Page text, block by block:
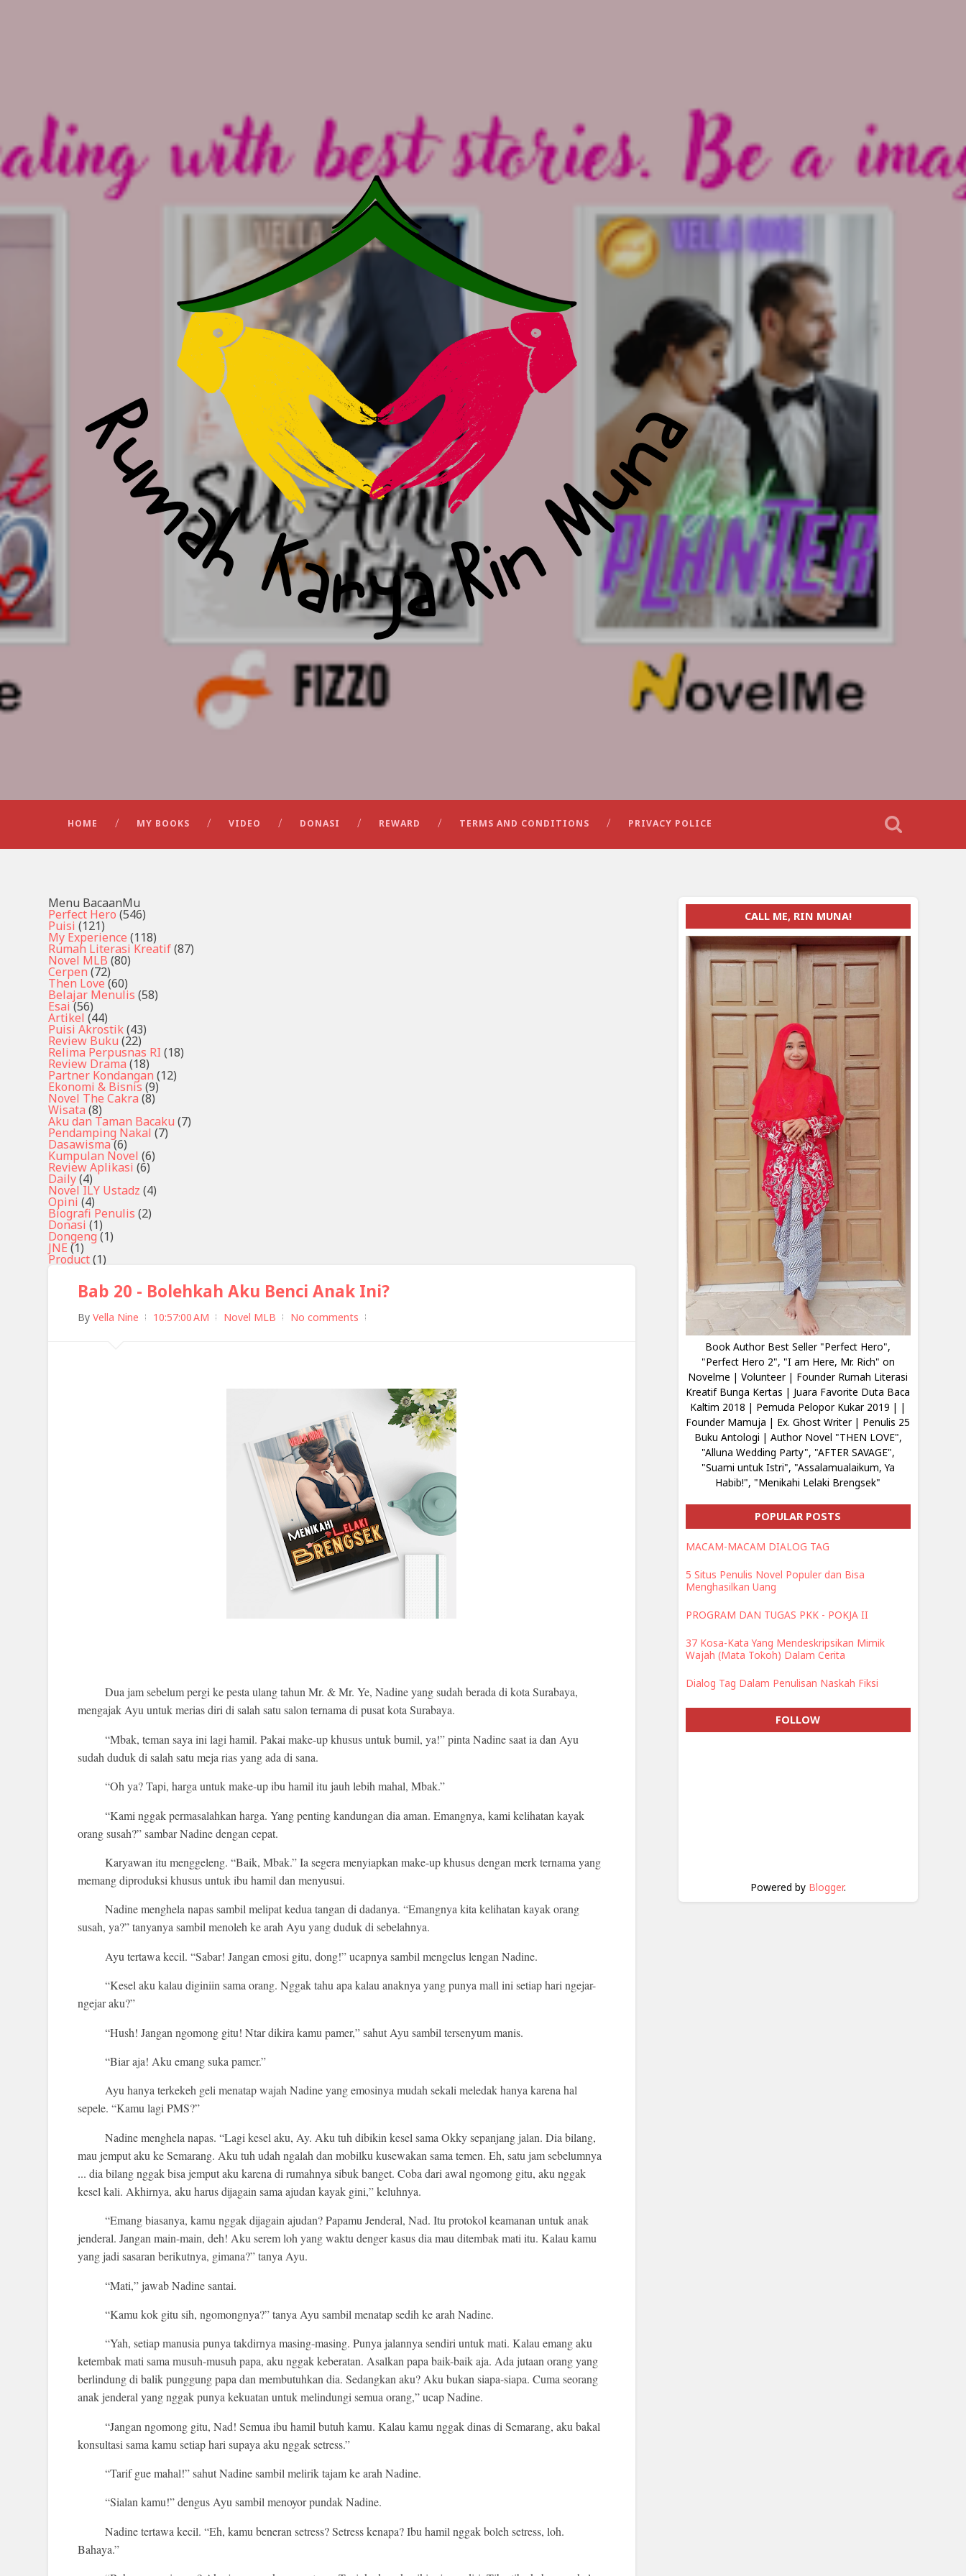
HOME MY BOOKS VIDEO DONASI REWARD TERMS AND CONDITIONS PRIVACY POLICE
Menu BacaanMu
Perfect Hero (546)
Puisi (121)
My Experience (118)
Rumah Literasi Kreatif(87)
Novel MLB (80)
Cerpen (72)
Then Love (60)
Belajar Menulis (58)
Esai (56)
Artikel (44)
Puisi Akrostik(43)
Review Buku (22)
Relima Perpusnas RI (18)
Review Drama (18)
Partner Kondangan (12)
Ekonomi & Bisnis (9)
Novel The Cakra (8)
Wisata (8)
Aku dan Taman Bacaku (7)
Pendamping Nakal (7)
Dasawisma(6)
Kumpulan Novel (6)
Review Aplikasi (6)
Daily(4)
Novel ILY Ustadz (4)
Opini (4)
Biografi Penulis (2)
Donasi (1)
Dongeng (1)
JNE (1)
Product(1)
Bab 20 - Bolehkah Aku Benci Anak Ini?
ByVella Nine 10:57:00 AM Novel MLB No comments
Dua jam sebelum pergi ke pesta ulang tahun Mr. & Mr. Ye, Nadine yang sudah berada di kota Surabaya,
mengajak Ayu untuk merias diri di salah satu salon ternama di pusat kota Surabaya.
“Mbak, teman saya ini lagi hamil. Pakai make-up khusus untuk bumil, ya!” pinta Nadine saat ia dan Ayu
sudah duduk di salah satu meja rias yang ada di sana.
“Oh ya? Tapi, harga untuk make-up ibu hamil itu jauh lebih mahal, Mbak.”
“Kami nggak permasalahkan harga. Yang penting kandungan dia aman. Emangnya, kami kelihatan kayak
orang susah?” sambar Nadine dengan cepat.
Karyawan itu menggeleng. “Baik, Mbak.” Ia segera menyiapkan make-up khusus dengan merk ternama yang
memang diproduksi khusus untuk ibu hamil dan menyusui.
Nadine menghela napas sambil melipat kedua tangan di dadanya. “Emangnya kita kelihatan kayak orang
susah, ya?” tanyanya sambil menoleh ke arah Ayu yang duduk di sebelahnya.
Ayu tertawa kecil. “Sabar! Jangan emosi gitu, dong!” ucapnya sambil mengelus lengan Nadine.
“Kesel aku kalau diginiin sama orang. Nggak tahu apa kalau anaknya yang punya mall ini setiap hari ngejar-
ngejar aku?”
“Hush! Jangan ngomong gitu! Ntar dikira kamu pamer,” sahut Ayu sambil tersenyum manis.
“Biar aja! Aku emang suka pamer.”
Ayu hanya terkekeh geli menatap wajah Nadine yang emosinya mudah sekali meledak hanya karena hal
sepele. “Kamu lagi PMS?”
Nadine menghela napas. “Lagi kesel aku, Ay. Aku tuh dibikin kesel sama Okky sepanjang jalan. Dia bilang,
mau jemput aku ke Semarang. Aku tuh udah ngalah dan mobilku kusewakan sama temen. Eh, satu jam sebelumnya
... dia bilang nggak bisa jemput aku karena di rumahnya sibuk banget. Coba dari awal ngomong gitu, aku nggak
kesel kali. Akhirnya, aku harus dijagain sama ajudan kayak gini,” keluhnya.
“Emang biasanya, kamu nggak dijagain ajudan? Papamu Jenderal, Nad. Itu protokol keamanan untuk anak
jenderal. Jangan main-main, deh! Aku serem loh yang waktu denger kasus dia mau ditembak mati itu. Kalau kamu
yang jadi sasaran berikutnya, gimana?” tanya Ayu.
“Mati,” jawab Nadine santai.
“Kamu kok gitu sih, ngomongnya?” tanya Ayu sambil menatap sedih ke arah Nadine.
“Yah, setiap manusia punya takdirnya masing-masing. Punya jalannya sendiri untuk mati. Kalau emang aku
ketembak mati sama musuh-musuh papa, aku nggak keberatan. Asalkan papa baik-baik aja. Ada jutaan orang yang
berlindung di balik punggung papa dan membutuhkan dia. Sedangkan aku? Aku bukan siapa-siapa. Cuma seorang
anak jenderal yang nggak punya kekuatan untuk melindungi semua orang,” ucap Nadine.
“Jangan ngomong gitu, Nad! Semua ibu hamil butuh kamu. Kalau kamu nggak dinas di Semarang, aku bakal
konsultasi sama kamu setiap hari supaya aku nggak setress.”
“Tarif gue mahal!” sahut Nadine sambil melirik tajam ke arah Nadine.
“Sialan kamu!” dengus Ayu sambil menoyor pundak Nadine.
Nadine tertawa kecil. “Eh, kamu beneran setress? Setress kenapa? Ibu hamil nggak boleh setress, loh.
Bahaya.”
CALL ME, RIN MUNA!
Book Author Best Seller "Perfect Hero",
"Perfect Hero 2", "I am Here, Mr. Rich" on
Novelme | Volunteer | Founder Rumah Literasi
Kreatif Bunga Kertas | Juara Favorite Duta Baca
Kaltim 2018 | Pemuda Pelopor Kukar 2019 | |
Founder Mamuja | Ex. Ghost Writer | Penulis 25
Buku Antologi | Author Novel "THEN LOVE",
"Alluna Wedding Party", "AFTER SAVAGE",
"Suami untuk Istri", "Assalamualaikum, Ya
Habib!", "Menikahi Lelaki Brengsek"
POPULAR POSTS
MACAM-MACAM DIALOG TAG
5 Situs Penulis Novel Populer dan Bisa
Menghasilkan Uang
PROGRAM DAN TUGAS PKK - POKJA II
37 Kosa-Kata Yang Mendeskripsikan Mimik
Wajah (Mata Tokoh) Dalam Cerita
Dialog Tag Dalam Penulisan Naskah Fiksi
FOLLOW
Powered by Blogger.